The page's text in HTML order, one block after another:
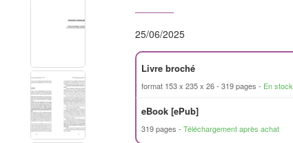
25/06/2025
Livre broché
format 153 x 235 x 26 319 pages En stock
eBook [ePub]
319 pages Téléchargement après achat